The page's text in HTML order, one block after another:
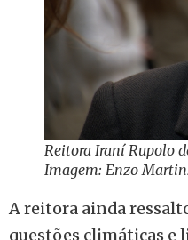
Reitora Iraní Rupolo
Imagem: Enzo
A reitora ainda
questões climáticas e